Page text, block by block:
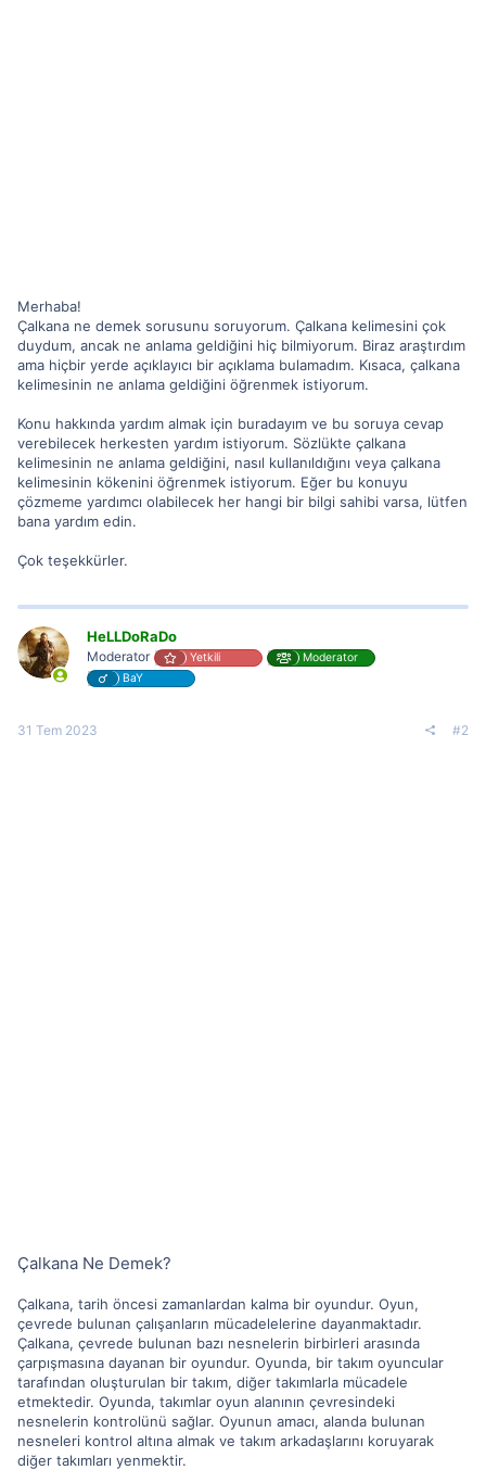
Merhaba!
Çalkana ne demek sorusunu soruyorum. Çalkana kelimesini çok
duydum, ancak ne anlama geldiğini hiç bilmiyorum. Biraz araştırdım
ama hiçbir yerde açıklayıcı bir açıklama bulamadım. Kısaca, çalkana
kelimesinin ne anlama geldiğini öğrenmek istiyorum.
Konu hakkında yardım almak için buradayım ve bu soruya cevap
verebilecek herkesten yardım istiyorum. Sözlükte çalkana
kelimesinin ne anlama geldiğini, nasıl kullanıldığını veya çalkana
kelimesinin kökenini öğrenmek istiyorum. Eğer bu konuyu
çözmeme yardımcı olabilecek her hangi bir bilgi sahibi varsa, lütfen
bana yardım edin.
Çok teşekkürler.
HeLLDoRaDo
Moderator Yetkili
Moderator
BaY
31 Tem 2023 #2
Çalkana Ne Demek?
Çalkana, tarih öncesi zamanlardan kalma bir oyundur. Oyun,
çevrede bulunan çalışanların mücadelelerine dayanmaktadır.
Çalkana, çevrede bulunan bazı nesnelerin birbirleri arasında
çarpışmasına dayanan bir oyundur. Oyunda, bir takım oyuncular
tarafından oluşturulan bir takım, diğer takımlarla mücadele
etmektedir. Oyunda, takımlar oyun alanının çevresindeki
nesnelerin kontrolünü sağlar. Oyunun amacı, alanda bulunan
nesneleri kontrol altına almak ve takım arkadaşlarını koruyarak
diğer takımları yenmektir.